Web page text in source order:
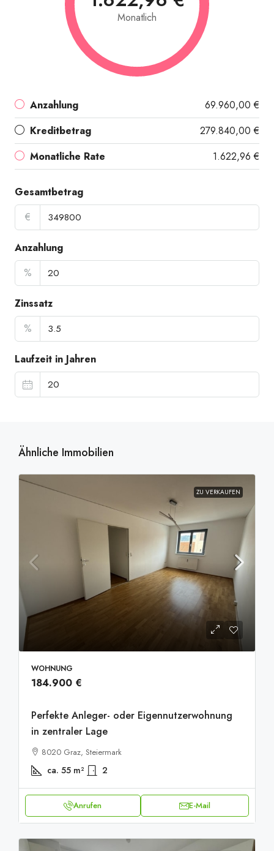
Monatlich
Anzahlung
69.960,00 €
Kreditbetrag
279.840,00 €
Monatliche Rate
1.622,96 €
Gesamtbetrag
€
Anzahlung
%
Zinssatz
%
Laufzeit in Jahren
Ähnliche Immobilien
ZU VERKAUFEN
WOHNUNG
184.900 €
Perfekte Anleger- oder Eigennutzerwohnung
in zentraler Lage
8020 Graz, Steiermark
ca. 55 m² 2
Anrufen E-Mail